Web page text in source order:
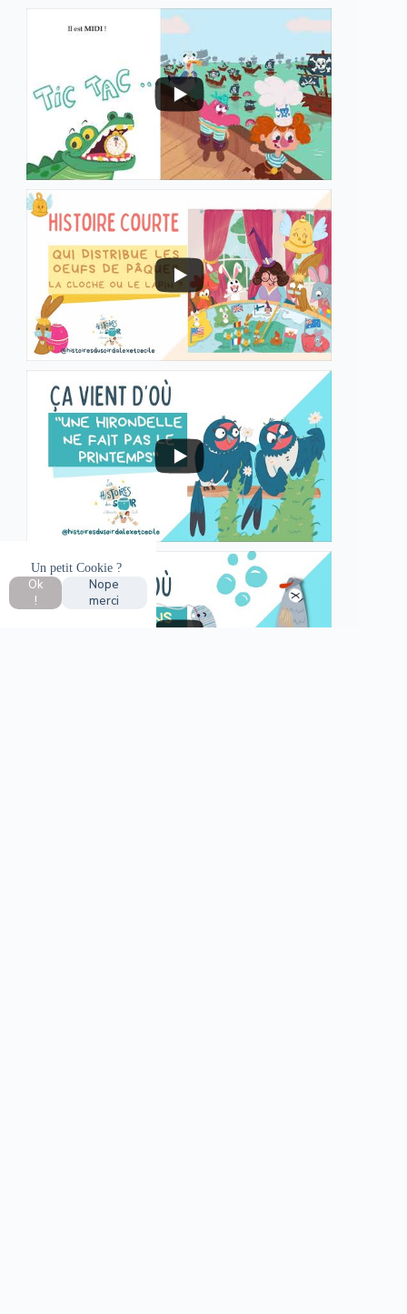
Un petit Cookie ?
Ok
!
Nope
merci